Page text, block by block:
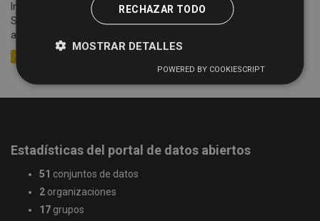
Información sobre las cotizaciones semanales de la Lonja de
Salamanca (celebradas cada lunes) desde el año 2005 hasta la
actualidad. Se detalla información sobre la mesa,...
CSV
Estadísticas del portal de datos abiertos
51 conjuntos de datos
2 organizaciones
17 grupos
RECHAZAR TODO
MOSTRAR DETALLES
POWERED BY COOKIESCRIPT